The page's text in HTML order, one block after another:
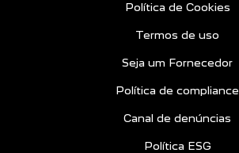
Política de Cookies
Termos de uso
Seja um Fornecedor
Política de compliance
Canal de denúncias
Política ESG